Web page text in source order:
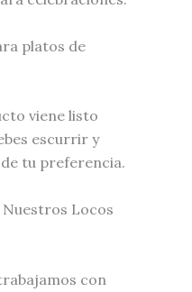
platos de
viene listo
escurrir y
tu preferencia.
Nuestros Locos
con